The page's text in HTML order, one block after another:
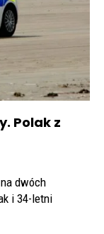
Polak z
dwóch
i 34-letni